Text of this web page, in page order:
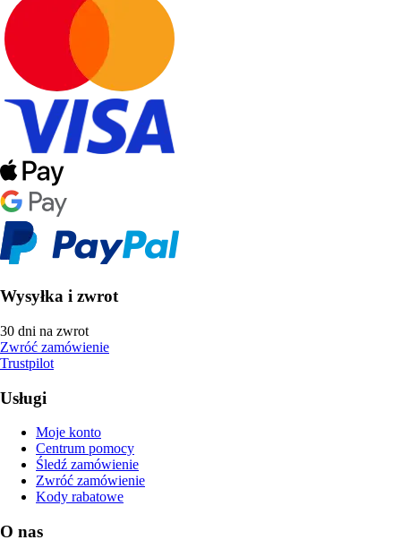
Wysyłka i zwrot
30 dni na zwrot
Zwróć zamówienie
Trustpilot
Usługi
Moje konto
Centrum pomocy
Śledź zamówienie
Zwróć zamówienie
Kody rabatowe
O nas